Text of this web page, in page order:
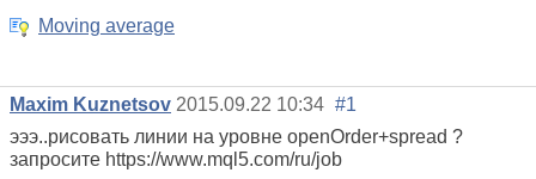
Moving average
Maxim Kuznetsov 2015.09.22 10:34 #1
эээ..рисовать линии на уровне openOrder+spread ?
запросите https://www.mql5.com/ru/job